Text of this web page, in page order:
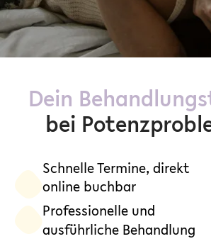
Dein
bei
Schnelle Termine, direkt
online buchbar
Professionelle und
ausführliche Behandlung